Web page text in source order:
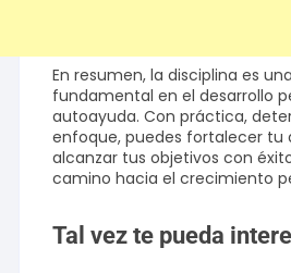
En resumen, la disciplina es
fundamental en el desarrollo
autoayuda. Con práctica,
enfoque, puedes fortalecer tu
alcanzar tus objetivos con
camino hacia el crecimiento
Tal vez te pueda